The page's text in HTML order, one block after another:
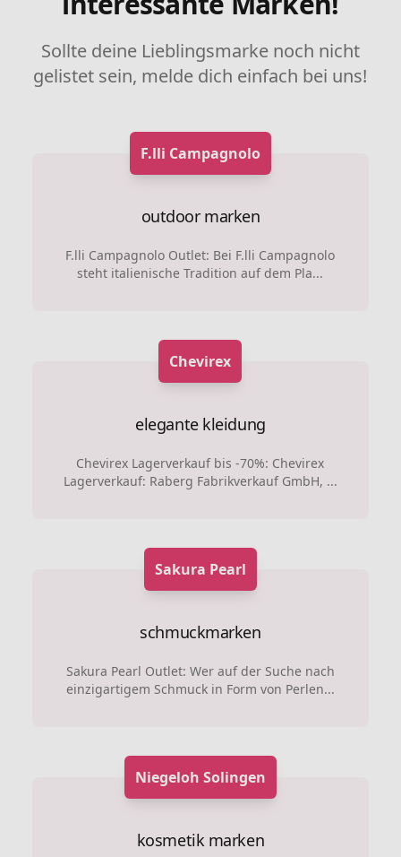
Sollte deine Lieblingsmarke noch nicht
gelistet sein, melde dich einfach bei uns!
F.lli Campagnolo
outdoor marken
F.lli Campagnolo Outlet: Bei F.lli Campagnolo
steht italienische Tradition auf dem Pla...
Chevirex
elegante kleidung
Chevirex Lagerverkauf bis -70%: Chevirex
Lagerverkauf: Raberg Fabrikverkauf GmbH, ...
Sakura Pearl
schmuckmarken
Sakura Pearl Outlet: Wer auf der Suche nach
einzigartigem Schmuck in Form von Perlen...
Niegeloh Solingen
kosmetik marken